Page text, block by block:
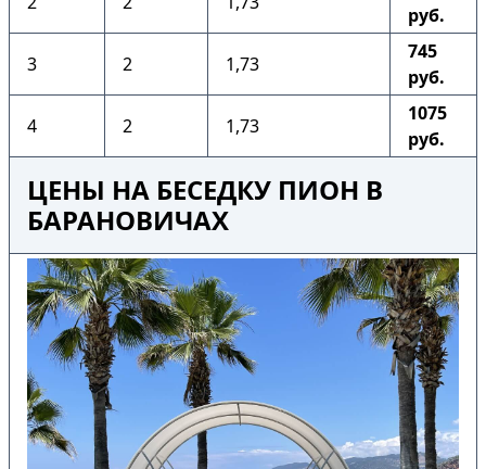
руб.
3 2 1,73
745
руб.
4 2 1,73
1075
руб.
ЦЕНЫ НА БЕСЕДКУ ПИОН В
БАРАНОВИЧАХ